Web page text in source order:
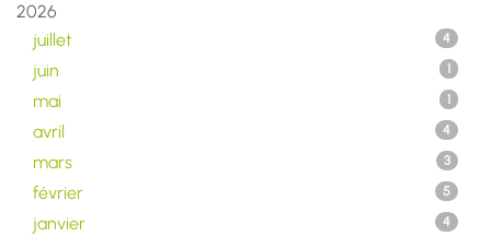
2026
juillet
4
juin 1
mai 1
avril 4
mars 3
février 5
janvier 4